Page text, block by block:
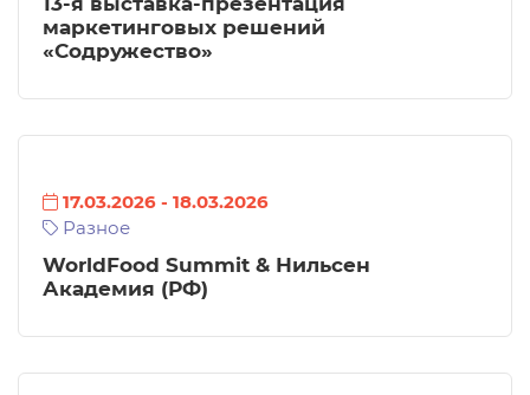
маркетинговых решений
«Содружество»
17.03.2026 - 18.03.2026
Разное
WorldFood Summit & Нильсен
Академия (РФ)